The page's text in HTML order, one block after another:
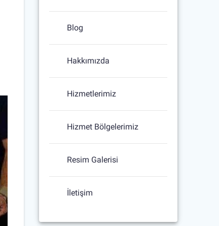
Blog
Hakkımızda
Hizmetlerimiz
Hizmet Bölgelerimiz
Resim Galerisi
İletişim